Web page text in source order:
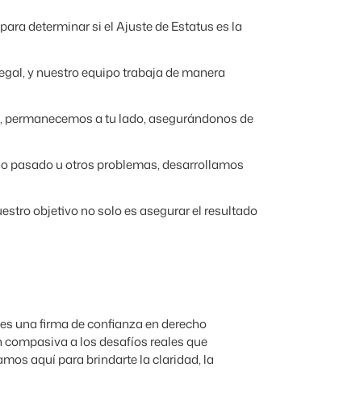
determinar si el Ajuste de Estatus es la
y nuestro equipo trabaja de manera
a tu lado, asegurándonos de
pasado u otros problemas, desarrollamos
objetivo no solo es asegurar el resultado
una firma de confianza en derecho
a los desafíos reales que
aquí para brindarte la claridad, la